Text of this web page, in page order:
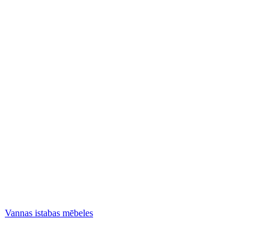
Vannas istabas mēbeles